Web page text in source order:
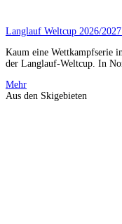
Langlauf Weltcup 2026/
Kaum eine Wettkampfserie
der Langlauf-Weltcup. In
Mehr
Aus den Skigebieten